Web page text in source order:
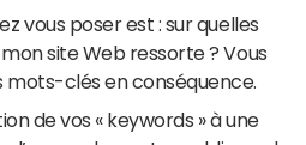
vous poser est : sur quelles
site Web ressorte ? Vous
clés en conséquence.
de vos « keywords » à une